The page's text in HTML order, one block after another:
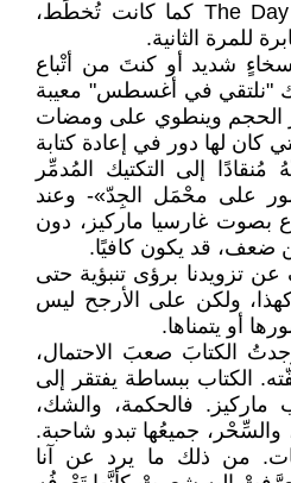
التريفيدز" The Day of the Triffids كما كانت تُخطِّط،
للمرة الثانية.
شديد أو كنتَ من أتْباع
لك "نلتقي في أغسطس" معيبة
الحجم وينطوي على ومضات
كان لها دور في إعادة كتابة
مُنقادًا إلى التكتيك المُدمِّر
على محْمَل الجِدّ»- وعند
بصوت غارسيا ماركيز، دون
ضعف، قد يكون كافيًا.
عن تزويدنا برؤى تنبؤية حتى
ولكن على الأرجح ليس
أو يتمناها.
الكتابَ صعبَ الاحتمال،
الكتاب ببساطة يفتقر إلى
ماركيز. فالحكمة، والشك،
والسِّحْر، جميعُها تبدو شاحبة.
من ذلك ما يرد عن آنا